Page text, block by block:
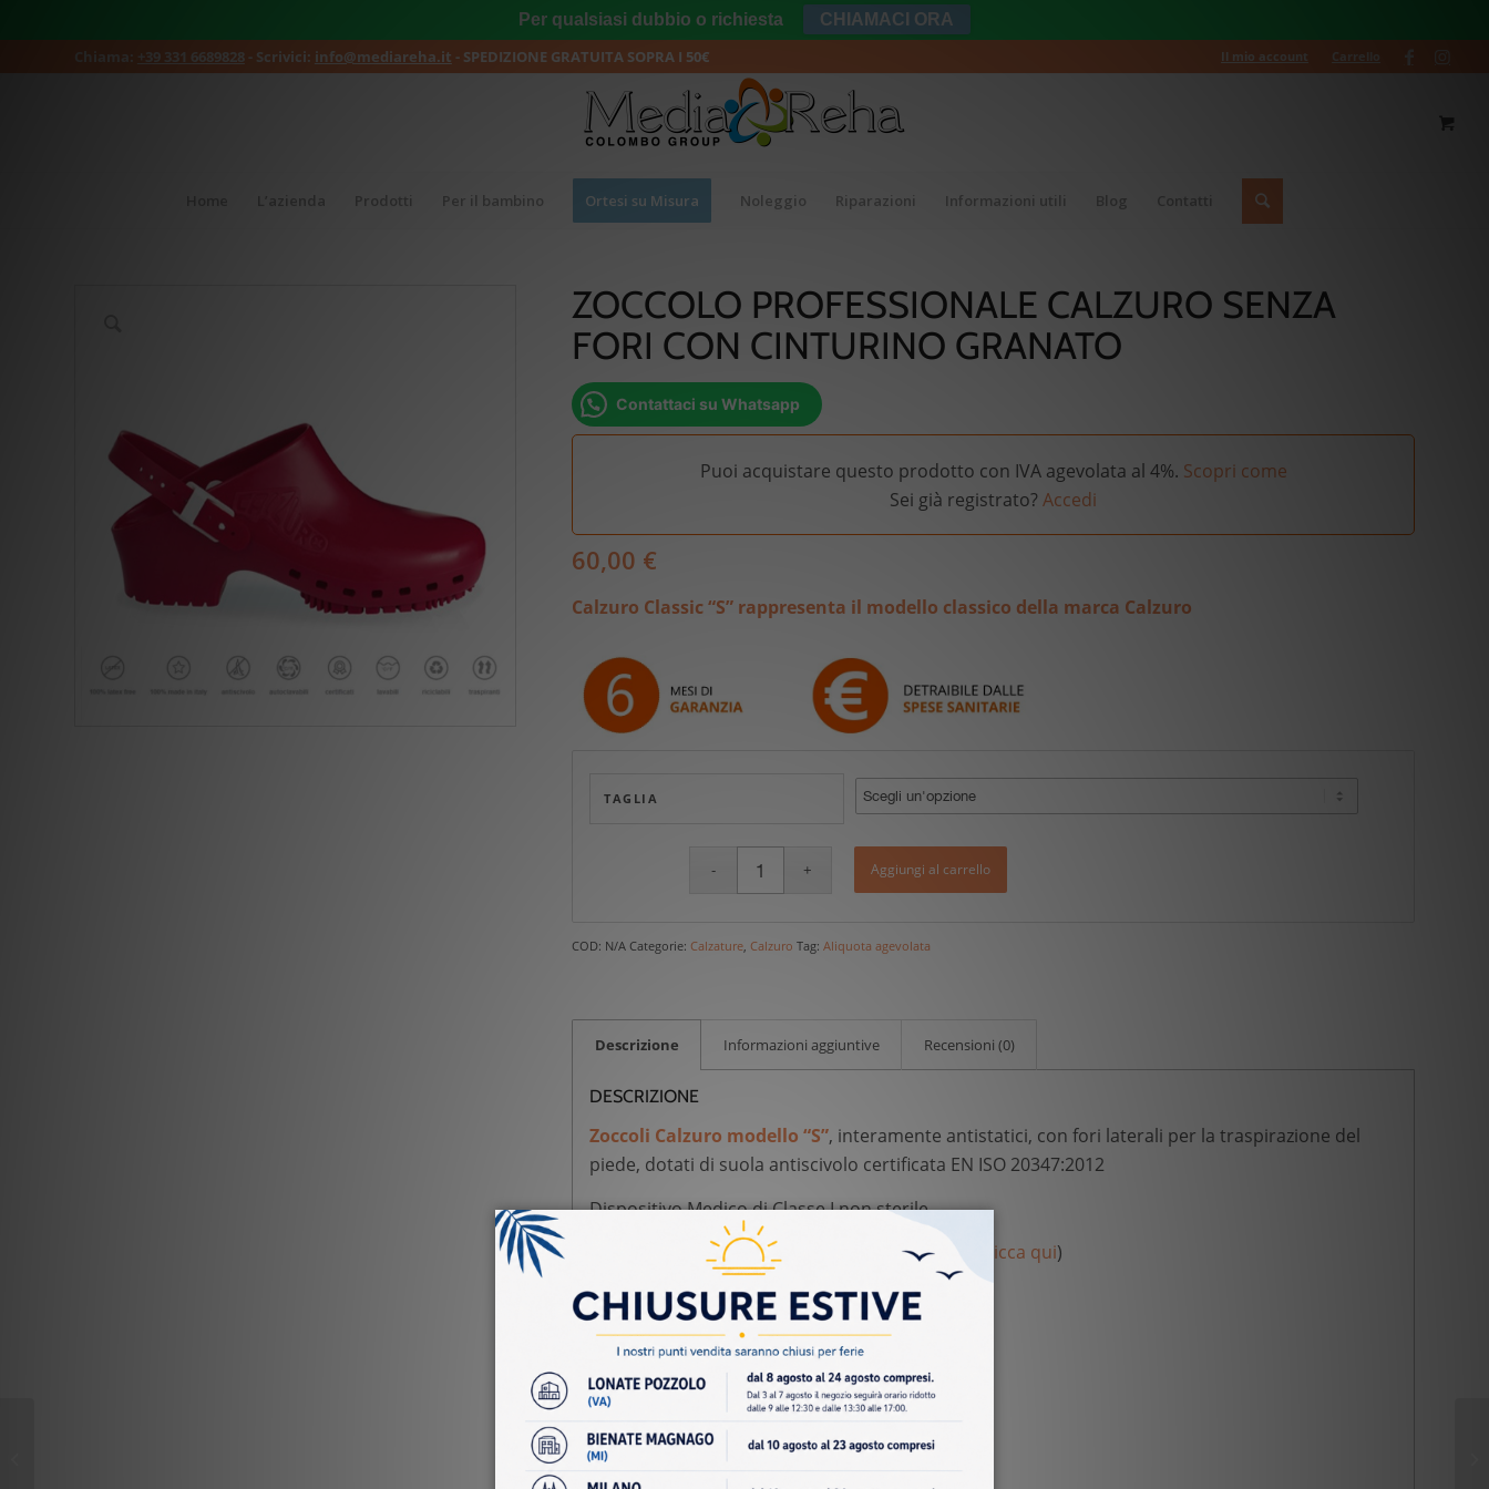
Il mio account Carrello
Chiama: +39 331 6689828- Scrivici: info@mediareha.it - SPEDIZIONE GRATUITA SOPRA I 50€
Prodotti Per il bambino Ortesi su Misura Noleggio Riparazioni Informazioni utili Blog
ZOCCOLO PROFESSIONALE CALZURO SENZA
FORI CON CINTURINO GRANATO
Contattaci su Whatsapp
Puoi acquistare questo prodotto con IVA agevolata al 4%. Scopri come
Sei già registrato?Accedi
60,00 €
Calzuro Classic “S” rappresenta il modello classico della marca Calzuro
TAGLIA
Aggiungi al carrello
COD: N/A Categorie: Calzature, Calzuro Tag:Aliquota agevolata
Descrizione Informazioni aggiuntive Recensioni (0)
DESCRIZIONE
Zoccoli Calzuro modello “S”, interamente antistatici, con fori laterali per la traspirazione del
piede, dotati di suola antiscivolo certificata EN ISO 20347:2012
Dispositivo Medico di Classe I non sterile
Per visualizzare la guida alla scelta delle taglie (
Clicca qui)
Caratteristiche:
Materiale: Latex free
Autoclavabili fino a 134°C
Numeri disponibili: dal 34/35 al 46/47
Per qualsiasi dubbio o richiesta CHIAMACI ORA